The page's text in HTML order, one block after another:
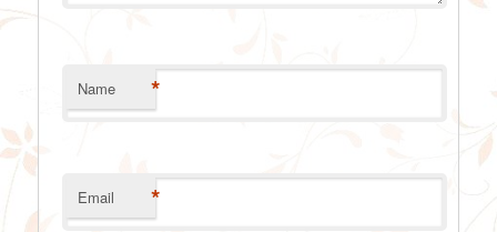
Name *
Email *